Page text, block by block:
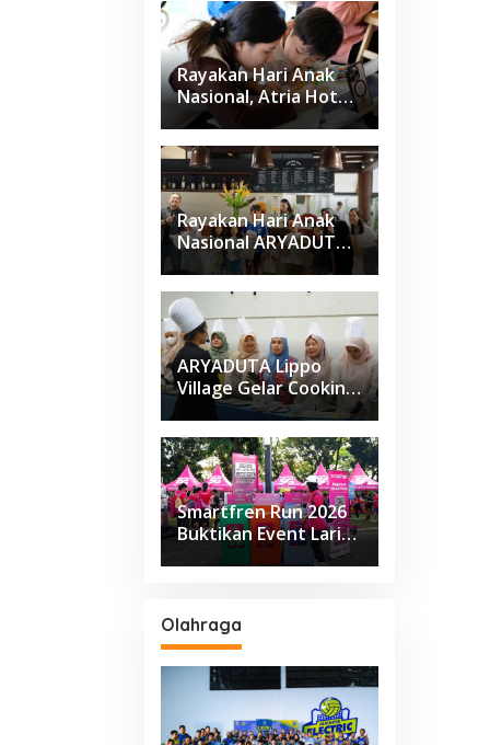
Anak-anak Asuhan
SOS Children’s
Villages di Indonesia
Rayakan Hari Anak
Nasional, Atria Hotel
Gading Serpong
Gelar Family Coloring
Competition
Rayakan Hari Anak
Nasional ARYADUTA
Lippo Village Ajak
Keluarga
ARYADUTA Lippo
Village Gelar Cooking
Class Sapta Rasa
Smartfren Run 2026
Buktikan Event Lari
Besar Berjalan Tanpa
Olahraga